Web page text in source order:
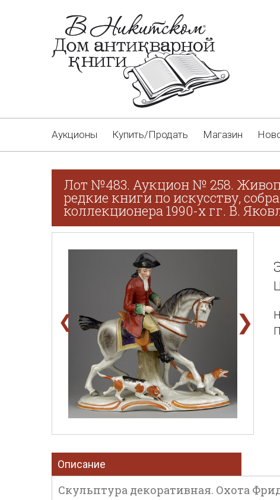
Аукционы Купить/Продать Магазин
Лот №483. Аукцион № 258.
редкие книги по искусству,
коллекционера 1990-х гг. В.
❮ ❯
Описание
Скульптура декоративная. Охота